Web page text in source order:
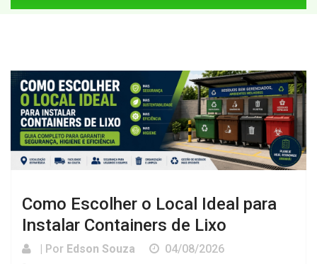
Como Escolher o Local Ideal para
Instalar Containers de Lixo
| Por Edson Souza
04/08/2026